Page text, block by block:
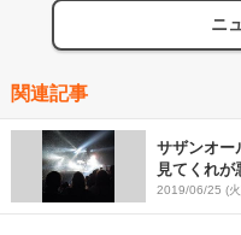
ニ
関連記事
サザンオー
見てくれが
ってろ!!”
ト、感想ま
2019/06/25 (